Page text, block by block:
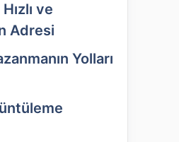
ve
Adresi
Yolları